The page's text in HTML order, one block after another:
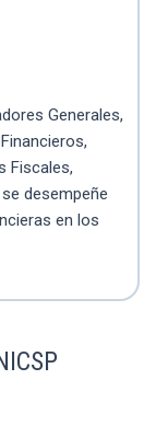
Generales,
Fiscales,
desempeñe
en los